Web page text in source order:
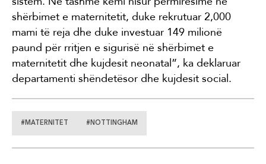
shërbimet e maternitetit, duke rekrutuar 2,000
mami të reja dhe duke investuar 149 milionë
paund për rritjen e sigurisë në shërbimet e
maternitetit dhe kujdesit neonatal”, ka deklaruar
departamenti shëndetësor dhe kujdesit social.
#MATERNITET #NOTTINGHAM